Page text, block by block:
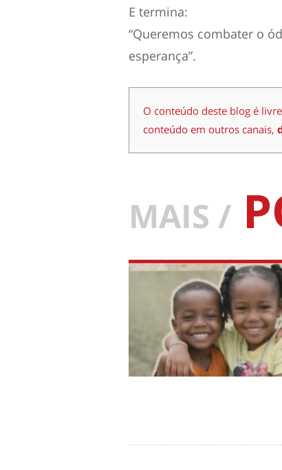
E termina:
“Queremos combater o
esperança”.
O conteúdo deste blog é
conteúdo em outros canais,
MAIS /